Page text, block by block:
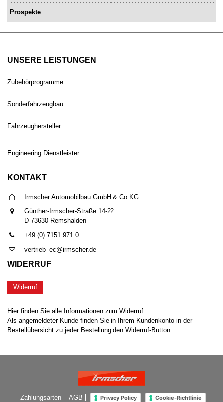
Prospekte
UNSERE LEISTUNGEN
Zubehörprogramme
Sonderfahrzeugbau
Fahrzeughersteller
Engineering Dienstleister
KONTAKT
Irmscher Automobilbau GmbH & Co.KG
Günther-Irmscher-Straße 14-22
D-73630 Remshalden
+49 (0) 7151 971 0
vertrieb_ec@irmscher.de
WIDERRUF
Widerruf
Hier finden Sie alle Informationen zum Widerruf.
Als angemeldeter Kunde finden Sie in Ihrem Kundenkonto in der
Bestellübersicht zu jeder Bestellung den Widerruf-Button.
Zahlungsarten AGB Privacy Policy Cookie-Richtlinie